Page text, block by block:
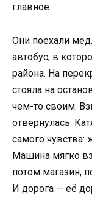
главное.
Они поехали
автобус, в
района. На
стояла на
чем-то своим.
отвернулась.
самого чувства:
Машина мягко
потом магазин,
И дорога — её